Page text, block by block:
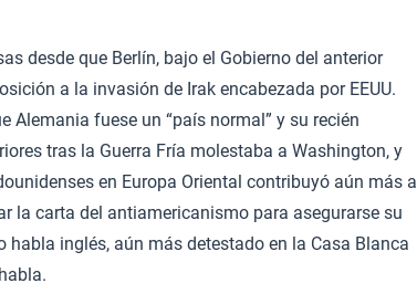
desde que Berlín, bajo el Gobierno del anterior
a la invasión de Irak encabezada por EEUU.
Alemania fuese un “país normal” y su recién
tras la Guerra Fría molestaba a Washington, y
en Europa Oriental contribuyó aún más a
la carta del antiamericanismo para asegurarse su
habla inglés, aún más detestado en la Casa Blanca